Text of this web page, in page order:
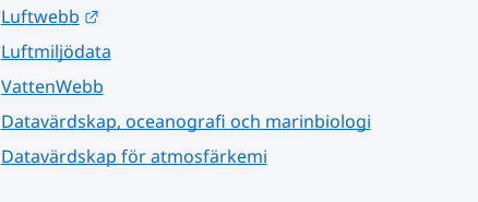
Luftwebb
Länk till annan webbplats.
Luftmiljödata
VattenWebb
Datavärdskap, oceanografi och marinbiologi
Datavärdskap för atmosfärkemi